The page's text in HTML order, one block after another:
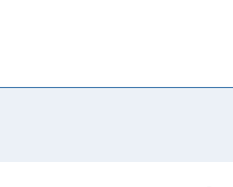
ist das eine Bewertung
waren 387,5 bei
blau und 384,0 bei